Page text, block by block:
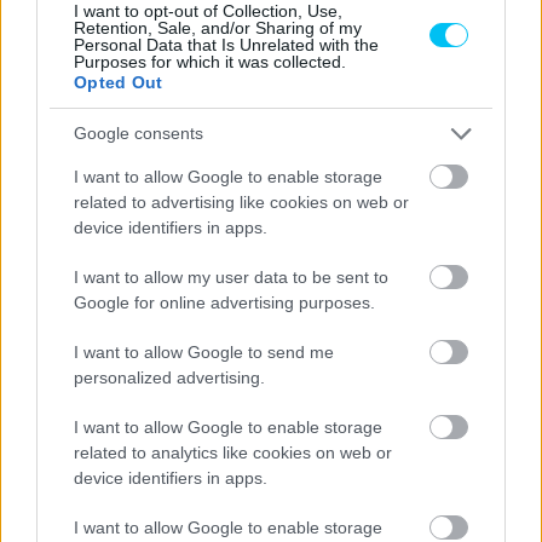
I want to opt-out of Collection, Use,
Retention, Sale, and/or Sharing of my
Personal Data that Is Unrelated with the
Purposes for which it was collected.
Opted Out
Google consents
I want to allow Google to enable storage
related to advertising like cookies on web or
device identifiers in apps.
I want to allow my user data to be sent to
Google for online advertising purposes.
I want to allow Google to send me
personalized advertising.
I want to allow Google to enable storage
related to analytics like cookies on web or
device identifiers in apps.
I want to allow Google to enable storage
Suzuki
Leopard Racing
John
Sterilgarda
Dennis
Foggia
01’58.36
IvanOrtola
Angeluss MTA
Team
01’58.40
JaumeMasia Red Bull KTM Ajo
01’58.40
Stefano
Nepa
Angeluss MTA
Team
01’58.54
Artigas
PruestelGP
01’58.67
CFMOTO Racing